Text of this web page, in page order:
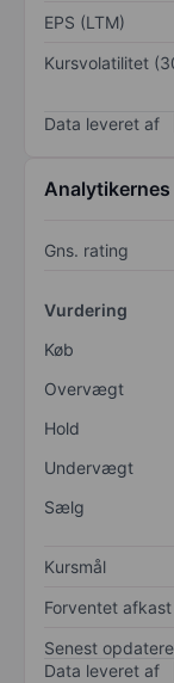
EPS (LTM)
Kursvolatilitet
Data leveret af
Gns. rating
Vurdering
Køb
Overvægt
Hold
Undervægt
Sælg
Kursmål
Forventet afkast
Senest
Data leveret af